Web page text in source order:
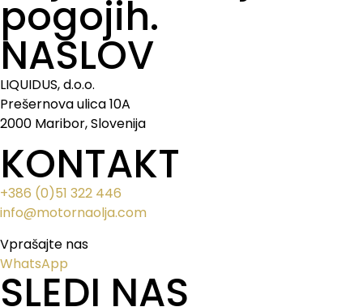
pogojih.
NASLOV
LIQUIDUS, d.o.o.
Prešernova ulica 10A
2000 Maribor, Slovenija
KONTAKT
+386 (0)51 322 446
info@motornaolja.com
Vprašajte nas
WhatsApp
SLEDI NAS